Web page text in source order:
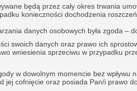
będą przez cały okres trwania
konieczności dochodzenia
danych osobowych była zgoda –
swoich danych oraz prawo ich
wniesienia sprzeciwu w przypadku
w dowolnym momencie bez
jej cofnięcie oraz posiada Pan/i prawo